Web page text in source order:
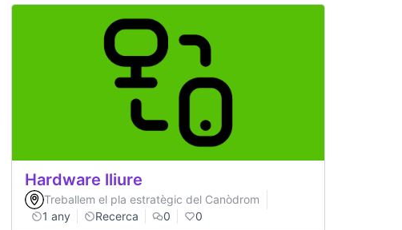
Hardware lliure
Treballem el pla estratègic del Canòdrom
1 any
Recerca 0 0